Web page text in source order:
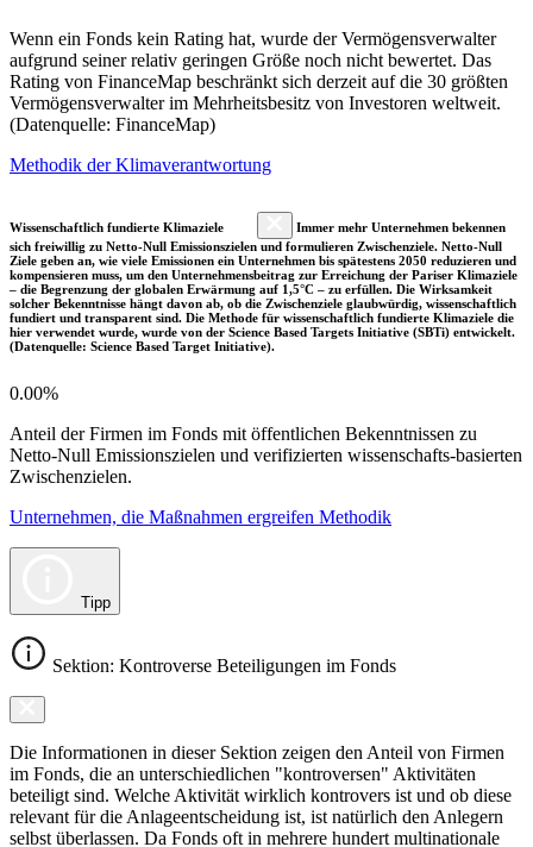
Wenn ein Fonds kein Rating hat, wurde der Vermögensverwalter
aufgrund seiner relativ geringen Größe noch nicht bewertet. Das
Rating von FinanceMap beschränkt sich derzeit auf die 30 größten
Vermögensverwalter im Mehrheitsbesitz von Investoren weltweit.
(Datenquelle: FinanceMap)
Methodik der Klimaverantwortung
Wissenschaftlich fundierte Klimaziele
Immer mehr Unternehmen bekennen
sich freiwillig zu Netto-Null Emissionszielen und formulieren Zwischenziele. Netto-Null
Ziele geben an, wie viele Emissionen ein Unternehmen bis spätestens 2050 reduzieren und
kompensieren muss, um den Unternehmensbeitrag zur Erreichung der Pariser Klimaziele
– die Begrenzung der globalen Erwärmung auf 1,5°C – zu erfüllen. Die Wirksamkeit
solcher Bekenntnisse hängt davon ab, ob die Zwischenziele glaubwürdig, wissenschaftlich
fundiert und transparent sind. Die Methode für wissenschaftlich fundierte Klimaziele die
hier verwendet wurde, wurde von der Science Based Targets Initiative (SBTi) entwickelt.
(Datenquelle: Science Based Target Initiative).
0.00%
Anteil der Firmen im Fonds mit öffentlichen Bekenntnissen zu
Netto-Null Emissionszielen und verifizierten wissenschafts-basierten
Zwischenzielen.
Unternehmen, die Maßnahmen ergreifen Methodik
Tipp
Sektion: Kontroverse Beteiligungen im Fonds
Die Informationen in dieser Sektion zeigen den Anteil von Firmen
im Fonds, die an unterschiedlichen "kontroversen" Aktivitäten
beteiligt sind. Welche Aktivität wirklich kontrovers ist und ob diese
relevant für die Anlageentscheidung ist, ist natürlich den Anlegern
selbst überlassen. Da Fonds oft in mehrere hundert multinationale